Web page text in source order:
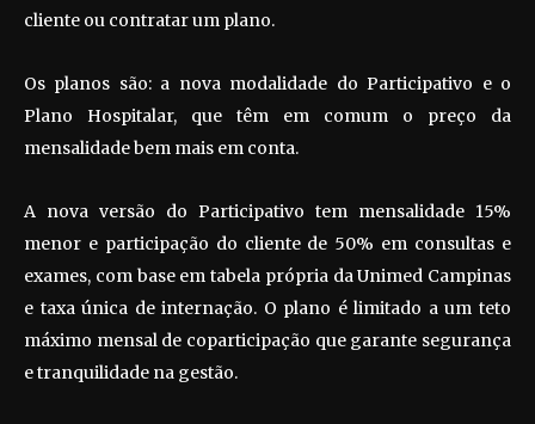
cliente ou contratar um plano.
Os planos são: a nova modalidade do Participativo e o
Plano Hospitalar, que têm em comum o preço da
mensalidade bem mais em conta.
A nova versão do Participativo tem mensalidade 15%
menor e participação do cliente de 50% em consultas e
exames, com base em tabela própria da Unimed Campinas
e taxa única de internação. O plano é limitado a um teto
máximo mensal de coparticipação que garante segurança
e tranquilidade na gestão.